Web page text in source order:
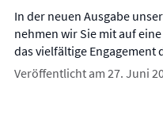
In der neuen Ausgabe
nehmen wir Sie mit auf
das vielfältige Engagement
Veröffentlicht am 27. Juni